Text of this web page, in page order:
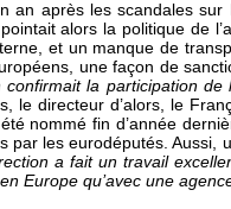
an après les scandales
alors la politique de
et un manque de
une façon de
la participation
le directeur d’alors, le
nommé fin d’année
par les eurodéputés.
a fait un travail
Europe qu’avec une